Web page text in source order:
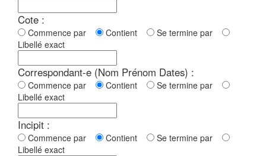
Cote :
Commence par Contient
Se termine par
Libellé exact
Correspondant-e (Nom Prénom Dates) :
Commence par Contient
Se termine par
Libellé exact
Incipit :
Commence par Contient
Se termine par
Libellé exact